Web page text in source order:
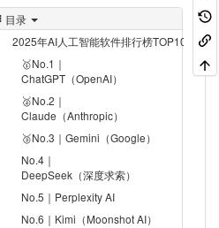
目录
2025年AI人工智能软件排行榜TOP10
🥇No.1｜
ChatGPT（OpenAI）
🥈No.2｜
Claude（Anthropic）
🥉No.3｜Gemini（Google）
No.4｜
DeepSeek（深度求索）
No.5｜Perplexity AI
No.6｜Kimi（Moonshot AI）